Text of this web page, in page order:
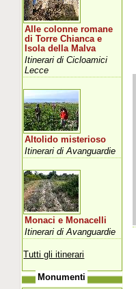
Alle colonne romane
di Torre Chianca e
Isola della Malva
Itinerari di Cicloamici
Lecce
Altolido misterioso
Itinerari di Avanguardie
Monaci e Monacelli
Itinerari di Avanguardie
Tutti gli itinerari
Monumenti